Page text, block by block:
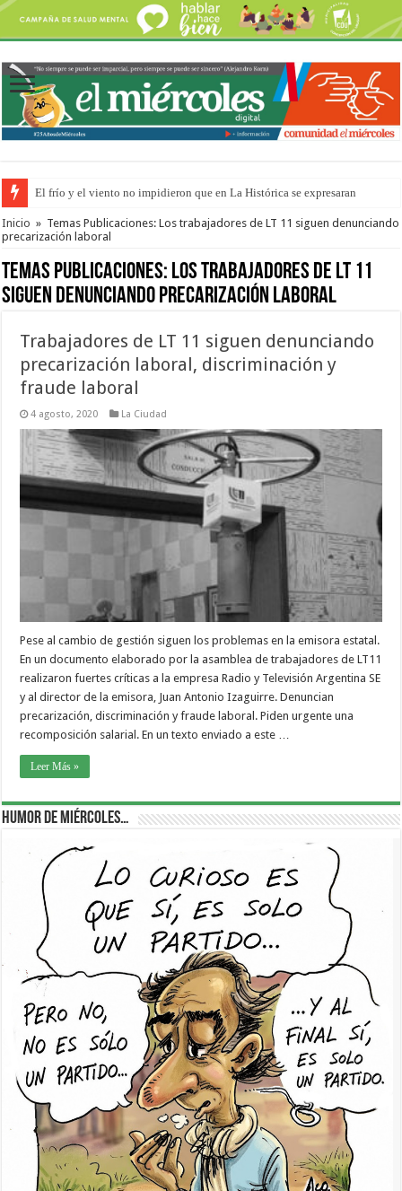
El frío y el viento no impidieron que en La Histórica se expresaran
OSER: Frigerio aseguró que mejoraron el servicio, redujeron el déficit en
Inicio » Temas Publicaciones: Los trabajadores de LT 11 siguen denunciando
precarización laboral
Temas Publicaciones: Los trabajadores de LT 11
siguen denunciando precarización laboral
Trabajadores de LT 11 siguen denunciando
precarización laboral, discriminación y
fraude laboral
4 agosto, 2020 La Ciudad
Pese al cambio de gestión siguen los problemas en la emisora estatal.
En un documento elaborado por la asamblea de trabajadores de LT11
realizaron fuertes críticas a la empresa Radio y Televisión Argentina SE
y al director de la emisora, Juan Antonio Izaguirre. Denuncian
precarización, discriminación y fraude laboral. Piden urgente una
recomposición salarial. En un texto enviado a este …
Leer Más »
Humor de Miércoles…